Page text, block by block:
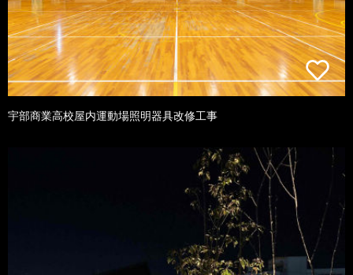
宇部商業高校屋内運動場照明器具改修工事